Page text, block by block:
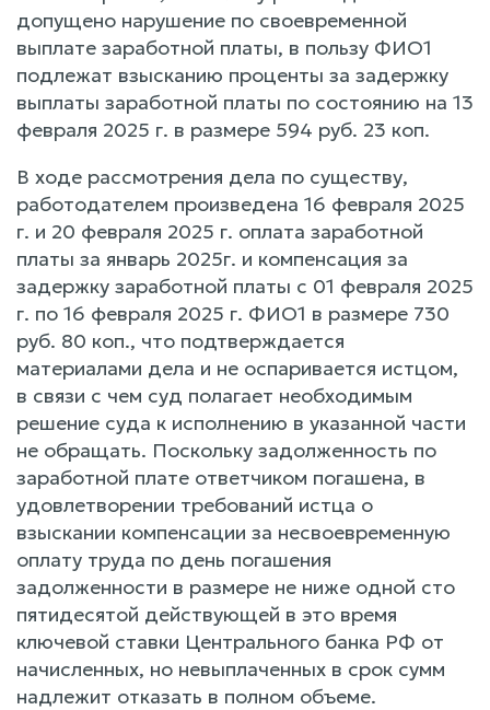
допущено нарушение по своевременной
выплате заработной платы, в пользу ФИО1
подлежат взысканию проценты за задержку
выплаты заработной платы по состоянию на 13
февраля 2025 г. в размере 594 руб. 23 коп.
В ходе рассмотрения дела по существу,
работодателем произведена 16 февраля 2025
г. и 20 февраля 2025 г. оплата заработной
платы за январь 2025г. и компенсация за
задержку заработной платы с 01 февраля 2025
г. по 16 февраля 2025 г. ФИО1 в размере 730
руб. 80 коп., что подтверждается
материалами дела и не оспаривается истцом,
в связи с чем суд полагает необходимым
решение суда к исполнению в указанной части
не обращать. Поскольку задолженность по
заработной плате ответчиком погашена, в
удовлетворении требований истца о
взыскании компенсации за несвоевременную
оплату труда по день погашения
задолженности в размере не ниже одной сто
пятидесятой действующей в это время
ключевой ставки Центрального банка РФ от
начисленных, но невыплаченных в срок сумм
надлежит отказать в полном объеме.